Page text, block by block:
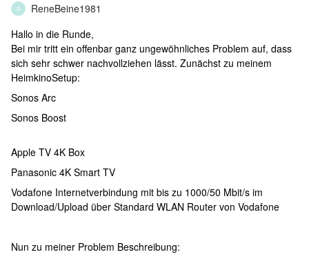
R
ReneBeine1981
Hallo in die Runde,
Bei mir tritt ein offenbar ganz ungewöhnliches Problem auf, dass
sich sehr schwer nachvollziehen lässt. Zunächst zu meinem
HeimkinoSetup:
Sonos Arc
Sonos Boost
Apple TV 4K Box
Panasonic 4K Smart TV
Vodafone Internetverbindung mit bis zu 1000/50 Mbit/s im
Download/Upload über Standard WLAN Router von Vodafone
Nun zu meiner Problem Beschreibung: